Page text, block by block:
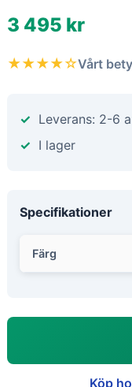
3 495 kr
★★★★☆Vårt
Leverans: 2-6
I lager
Specifikationer
Färg
Köp